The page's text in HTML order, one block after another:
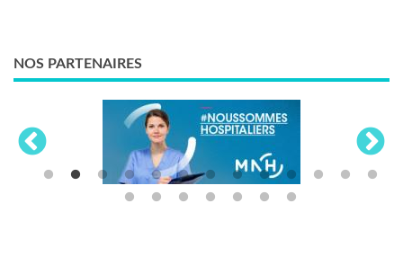
NOS PARTENAIRES